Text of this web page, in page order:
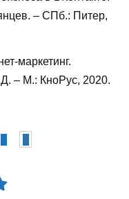
– СПб.: Питер,
маркетинг.
– М.: КноРус, 2020.
3